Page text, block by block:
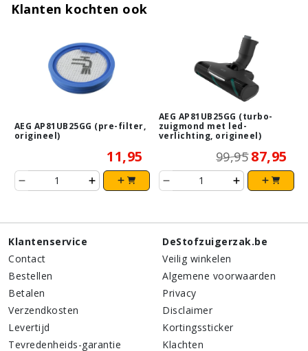
Klanten kochten ook
AEG AP81UB25GG (pre-filter,
origineel)
11,95
AEG AP81UB25GG (turbo-
zuigmond met led-
verlichting, origineel)
99,95 87,95
Klantenservice
Contact
Bestellen
Betalen
Verzendkosten
Levertijd
Tevredenheids-garantie
DeStofzuigerzak.be
Veilig winkelen
Algemene voorwaarden
Privacy
Disclaimer
Kortingssticker
Klachten